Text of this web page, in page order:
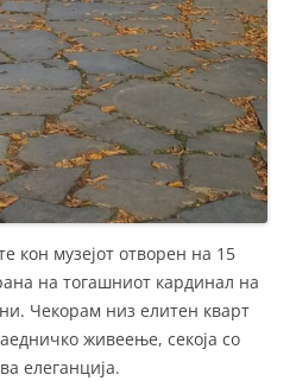
кон музејот отворен на 15
на тогашниот кардинал на
Чекорам низ елитен кварт
живеење, секоја со
елеганција.